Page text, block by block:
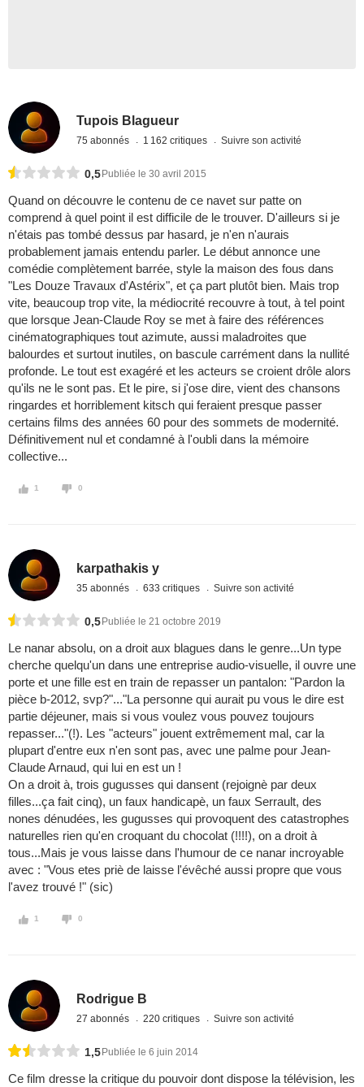
Tupois Blagueur
75 abonnés 1 162 critiques Suivre son activité
0,5 Publiée le 30 avril 2015
Quand on découvre le contenu de ce navet sur patte on
comprend à quel point il est difficile de le trouver. D'ailleurs si je
n'étais pas tombé dessus par hasard, je n'en n'aurais
probablement jamais entendu parler. Le début annonce une
comédie complètement barrée, style la maison des fous dans
"Les Douze Travaux d'Astérix", et ça part plutôt bien. Mais trop
vite, beaucoup trop vite, la médiocrité recouvre à tout, à tel point
que lorsque Jean-Claude Roy se met à faire des références
cinématographiques tout azimute, aussi maladroites que
balourdes et surtout inutiles, on bascule carrément dans la nullité
profonde. Le tout est exagéré et les acteurs se croient drôle alors
qu'ils ne le sont pas. Et le pire, si j'ose dire, vient des chansons
ringardes et horriblement kitsch qui feraient presque passer
certains films des années 60 pour des sommets de modernité.
Définitivement nul et condamné à l'oubli dans la mémoire
collective...
1 0
karpathakis y
35 abonnés 633 critiques Suivre son activité
0,5 Publiée le 21 octobre 2019
Le nanar absolu, on a droit aux blagues dans le genre...Un type
cherche quelqu'un dans une entreprise audio-visuelle, il ouvre une
porte et une fille est en train de repasser un pantalon: "Pardon la
pièce b-2012, svp?"..."La personne qui aurait pu vous le dire est
partie déjeuner, mais si vous voulez vous pouvez toujours
repasser..."(!). Les "acteurs" jouent extrêmement mal, car la
plupart d'entre eux n'en sont pas, avec une palme pour Jean-
Claude Arnaud, qui lui en est un !
On a droit à, trois gugusses qui dansent (rejoignè par deux
filles...ça fait cinq), un faux handicapè, un faux Serrault, des
nones dénudées, les gugusses qui provoquent des catastrophes
naturelles rien qu'en croquant du chocolat (!!!!), on a droit à
tous...Mais je vous laisse dans l'humour de ce nanar incroyable
avec : "Vous etes priè de laisse l'évêché aussi propre que vous
l'avez trouvé !" (sic)
1 0
Rodrigue B
27 abonnés 220 critiques Suivre son activité
1,5 Publiée le 6 juin 2014
Ce film dresse la critique du pouvoir dont dispose la télévision, les